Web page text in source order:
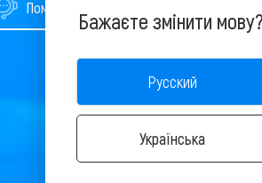
Бажаєте змінити
Русский
Українська
Помощь в подборе тура